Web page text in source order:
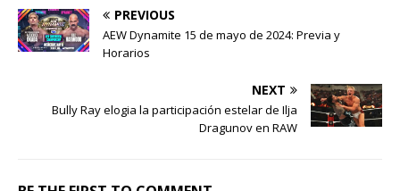
PREVIOUS
AEW Dynamite 15 de mayo de 2024: Previa y
Horarios
NEXT
Bully Ray elogia la participación estelar de Ilja
Dragunov en RAW